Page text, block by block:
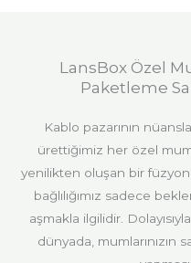
LansBox Özel
Paketleme
Kablo pazarının
ürettiğimiz her özel mum
yenilikten oluşan bir
bağlılığımız sadece
aşmakla ilgilidir.
dünyada, mumlarınızın